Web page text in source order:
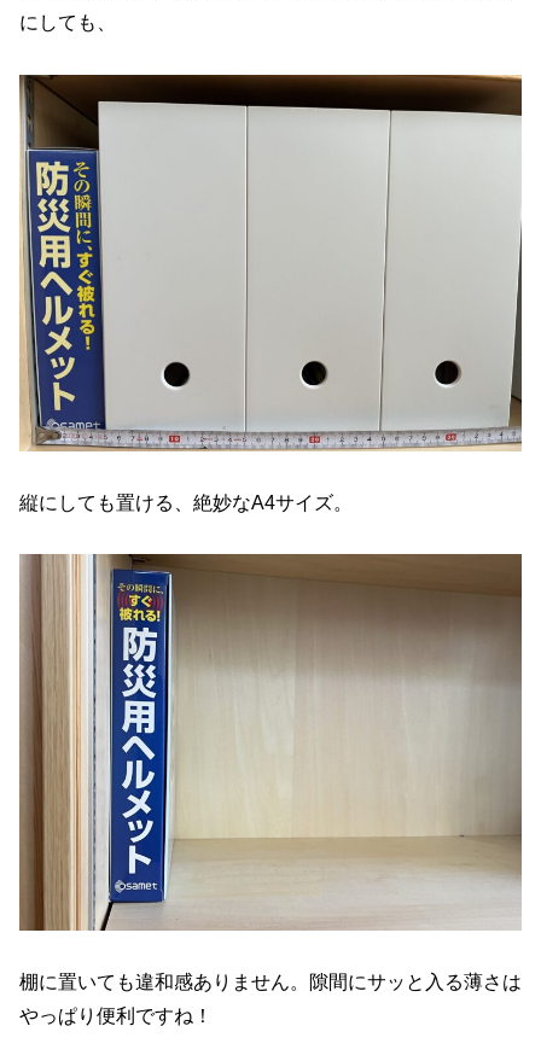
にしても、
縦にしても置ける、絶妙なA4サイズ。
棚に置いても違和感ありません。隙間にサッと入る薄さは
やっぱり便利ですね！